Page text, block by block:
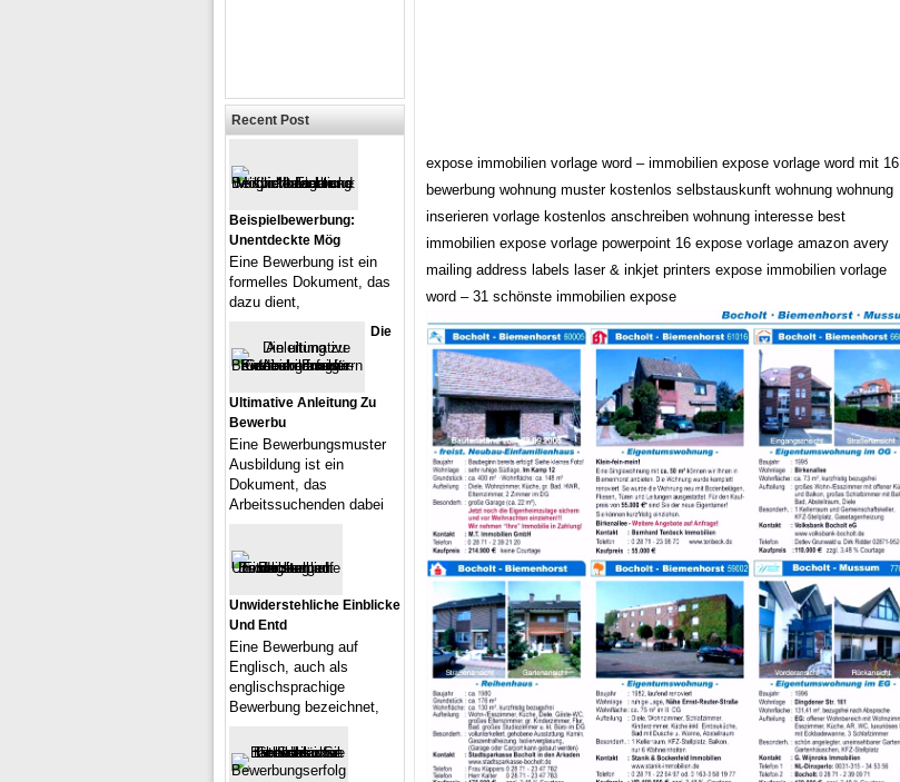
expose immobilien vorlage word – immobilien expose vorlage word mit 16
bewerbung wohnung muster kostenlos selbstauskunft wohnung wohnung
inserieren vorlage kostenlos anschreiben wohnung interesse best
immobilien expose vorlage powerpoint 16 expose vorlage amazon avery
mailing address labels laser & inkjet printers expose immobilien vorlage
word – 31 schönste immobilien expose
Recent Post
Beispielbewerbung:
Unentdeckte Mög
Eine Bewerbung ist ein
formelles Dokument, das
dazu dient,
Die
Ultimative Anleitung Zu
Bewerbu
Eine Bewerbungsmuster
Ausbildung ist ein
Dokument, das
Arbeitssuchenden dabei
Unwiderstehliche Einblicke
Und Entd
Eine Bewerbung auf
Englisch, auch als
englischsprachige
Bewerbung bezeichnet,